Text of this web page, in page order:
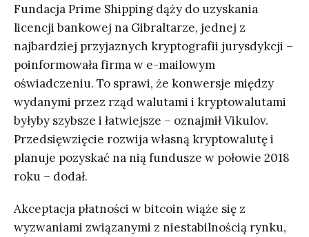
Fundacja Prime Shipping dąży do uzyskania
licencji bankowej na Gibraltarze, jednej z
najbardziej przyjaznych kryptografii jurysdykcji –
poinformowała firma w e-mailowym
oświadczeniu. To sprawi, że konwersje między
wydanymi przez rząd walutami i kryptowalutami
byłyby szybsze i łatwiejsze – oznajmił Vikulov.
Przedsięwzięcie rozwija własną kryptowalutę i
planuje pozyskać na nią fundusze w połowie 2018
roku – dodał.
Akceptacja płatności w bitcoin wiąże się z
wyzwaniami związanymi z niestabilnością rynku,